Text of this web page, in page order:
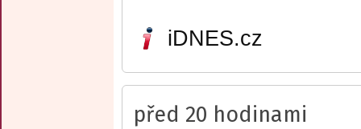
iDNES.cz
před 20 hodinami